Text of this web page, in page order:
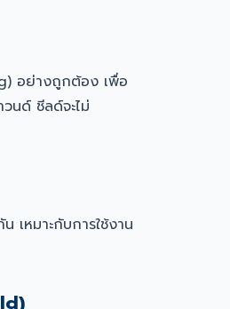
อย่างถูกต้อง เพื่อ
นด์ ชีลด์จะไม่
เหมาะกับการใช้งาน